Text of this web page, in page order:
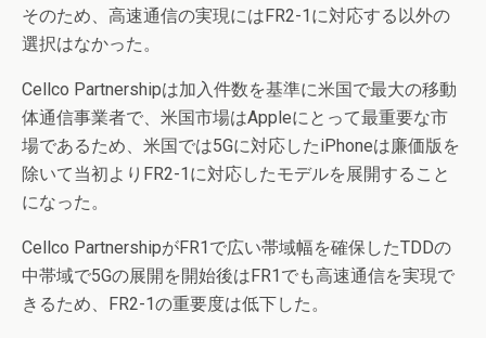
そのため、高速通信の実現にはFR2-1に対応する以外の
選択はなかった。
Cellco Partnershipは加入件数を基準に米国で最大の移動
体通信事業者で、米国市場はAppleにとって最重要な市
場であるため、米国では5Gに対応したiPhoneは廉価版を
除いて当初よりFR2-1に対応したモデルを展開すること
になった。
Cellco PartnershipがFR1で広い帯域幅を確保したTDDの
中帯域で5Gの展開を開始後はFR1でも高速通信を実現で
きるため、FR2-1の重要度は低下した。